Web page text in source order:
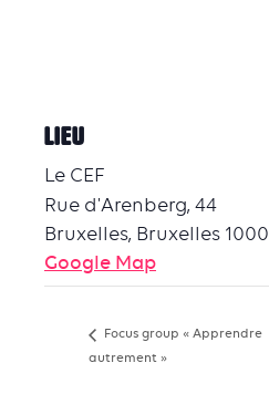
LIEU
Le CEF
Rue d'Arenberg, 44
Bruxelles, Bruxelles 1000
Google Map
Focus group « Apprendre
autrement »